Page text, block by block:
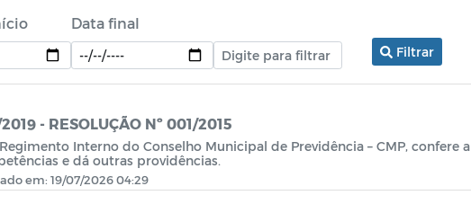
Data final
Filtrar
- RESOLUÇÃO Nº 001/2015
Interno do Conselho Municipal de Previdência – CMP, confere a
e dá outras providências.
em: 19/07/2026 04:29